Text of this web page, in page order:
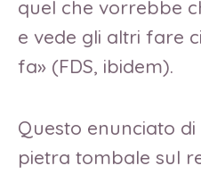
quel che vorrebbe
e vede gli altri fare
fa» (FDS, ibidem).
Questo enunciato
pietra tombale sul